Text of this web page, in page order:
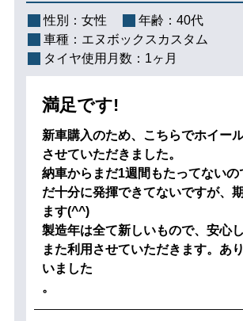
性別： 女性 年齢： 40代
車種： エヌボックスカスタム
タイヤ使用月数： 1ヶ月
満足です!
新車購入のため、こちらでホイー
させていただきました。
納車からまだ1週間もたってないの
だ十分に発揮できてないですが、
ます(^^)
製造年は全て新しいもので、安心し
また利用させていただきます。あ
いました
。